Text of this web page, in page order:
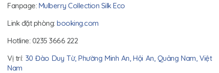
Fanpage: Mulberry Collection Silk Eco
Link đặt phòng: booking.com
Hotline: 0235 3666 222
Vị trí: 30 Đào Duy Từ, Phường Minh An, Hội An, Quảng Nam, Việt
Nam